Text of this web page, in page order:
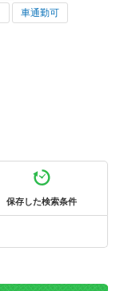
車通勤可
保存した検索条件